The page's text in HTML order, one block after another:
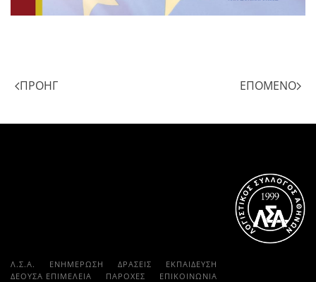
ΠΡΟΗΓ ΕΠΌΜΕΝΟ
Λ.Σ.Α. ΕΝΗΜΕΡΩΣΗ ΔΡΑΣΕΙΣ
ΕΚΠΑΊΔΕΥΣΗ
ΔΕΟΥΣΑ ΕΠΙΜΕΛΕΙΑ
ΠΑΡΟΧΈΣ ΕΠΙΚΟΙΝΩΝΊΑ